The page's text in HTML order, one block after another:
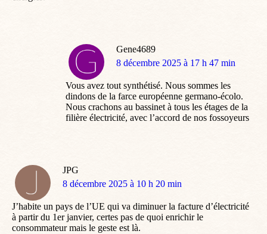
Gene4689
dit
8 décembre 2025 à 17 h 47 min
Vous avez tout synthétisé. Nous sommes les
dindons de la farce européenne germano-écolo.
Nous crachons au bassinet à tous les étages de la
filière électricité, avec l’accord de nos fossoyeurs
JPG
dit
8 décembre 2025 à 10 h 20 min
J’habite un pays de l’UE qui va diminuer la facture d’électricité
à partir du 1er janvier, certes pas de quoi enrichir le
consommateur mais le geste est là.